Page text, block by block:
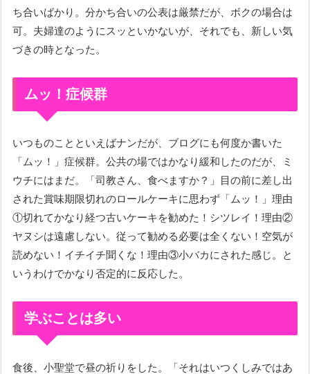
ち合いばかり。分かち合いの公表は厳禁だが、ボクの場合は
可。夫婦達のようにスッといかないが、それでも、新しい気
づきの時となった。
ムッ！症候群
いつものことといえばナンだが、ブログにも何度か書いた
「ムッ！」症候群。公共の場ではかなり緩和したのだが、ミ
ウチにはまだ。「司教さん、食べますか？」目の前に差し出
された賞味期限切れのロールケーキに思わず「ムッ！」理由
①切れてかなり経つ古いケーキを勧めた！シツレイ！理由②
ヤヌシは遠慮しない。従って勧める必要は全くない！空気が
読めない！イチイチ聞くな！理由③小バカにされた感じ。と
いうわけでかなり否定的に反応した。
学ぶことは多い
食後、小聖堂で昼の祈りをした。「それはいつくしみではあ